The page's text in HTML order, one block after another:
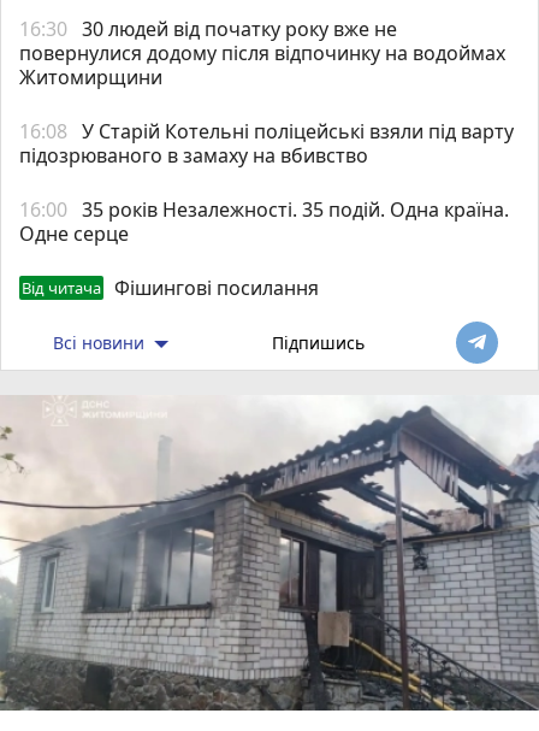
16:30 30 людей від початку року вже не
повернулися додому після відпочинку на водоймах
Житомирщини
16:08 У Старій Котельні поліцейські взяли під варту
підозрюваного в замаху на вбивство
16:00 35 років Незалежності. 35 подій. Одна країна.
Одне серце
Від читача Фішингові посилання
Всі новини Підпишись